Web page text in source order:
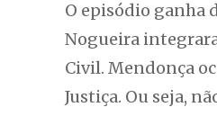
O episódio ganha
Nogueira
Civil. Mendonça
Justiça. Ou seja,